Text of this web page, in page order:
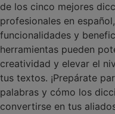
de los cinco mejores
profesionales en
funcionalidades y
herramientas pueden
creatividad y elevar el
tus textos. ¡Prepárate
palabras y cómo los
convertirse en tus